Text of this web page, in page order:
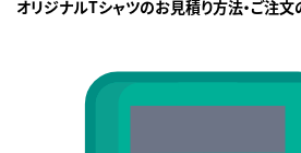
オリジナルTシャツのお見積り方法・ご注